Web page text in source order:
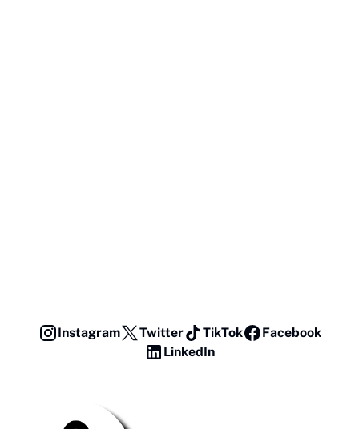
Instagram Twitter TikTok
Facebook
LinkedIn